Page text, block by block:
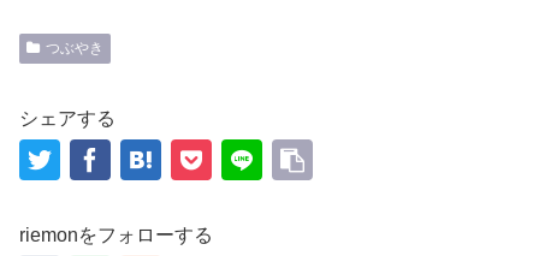
つぶやき
シェアする
riemonをフォローする